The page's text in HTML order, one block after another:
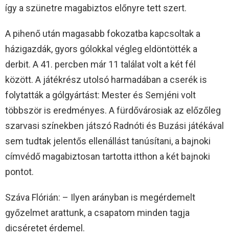
így a szünetre magabiztos előnyre tett szert.
A pihenő után magasabb fokozatba kapcsoltak a
házigazdák, gyors gólokkal végleg eldöntötték a
derbit. A 41. percben már 11 találat volt a két fél
között. A játékrész utolsó harmadában a cserék is
folytatták a gólgyártást: Mester és Semjéni volt
többször is eredményes. A fürdővárosiak az előzőleg
szarvasi színekben játszó Radnóti és Buzási játékával
sem tudtak jelentős ellenállást tanúsítani, a bajnoki
címvédő magabiztosan tartotta itthon a két bajnoki
pontot.
Száva Flórián: – Ilyen arányban is megérdemelt
győzelmet arattunk, a csapatom minden tagja
dicséretet érdemel.